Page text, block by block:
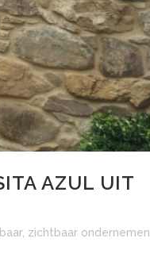
AZUL UIT
, zichtbaar ondernemen